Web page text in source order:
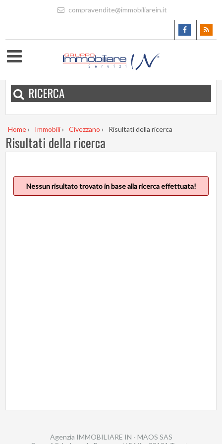
compravendite@immobiliarein.it
RICERCA
Home› Immobili› Civezzano › Risultati della ricerca
Risultati della ricerca
Nessun risultato trovato in base alla ricerca effettuata!
Agenzia IMMOBILIARE IN - MAOS SAS